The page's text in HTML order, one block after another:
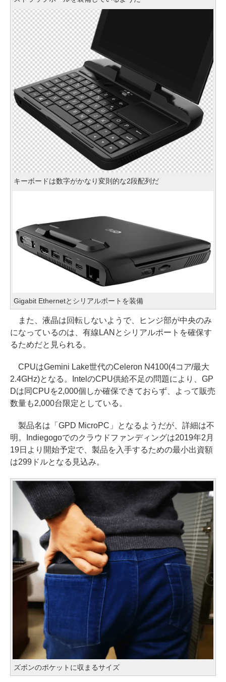
キーボードは数字がかなり変則的な2段配列だ
Gigabit Ethernetとシリアルポートを装備
また、液晶は回転しないようで、ヒンジ部が中央のみ
になっているのは、有線LANとシリアルポートを確保す
るためだと見られる。
CPUはGemini Lake世代のCeleron N4100(4コア/最大
2.4GHz)となる。IntelのCPU供給不足の問題により、GP
Dは同CPUを2,000個しか確保できておらず、よって販売
数量も2,000台限定としている。
製品名は「GPD MicroPC」となるようだが、詳細は不
明。Indiegogoでのクラウドファンディングは2019年2月
19日より開始予定で、製品を入手するための最小出資額
は299ドルとなる見込み。
ズボンのポケットに収まるサイズ